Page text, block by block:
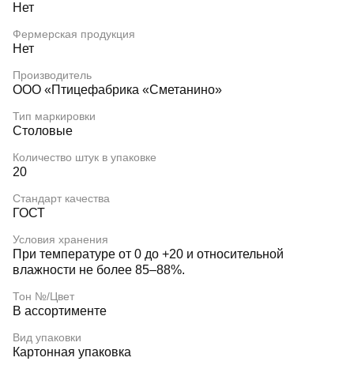
Нет
Фермерская продукция
Нет
Производитель
ООО «Птицефабрика «Сметанино»
Тип маркировки
Столовые
Количество штук в упаковке
20
Стандарт качества
ГОСТ
Условия хранения
При температуре от 0 до +20 и относительной
влажности не более 85–88%.
Тон №/Цвет
В ассортименте
Вид упаковки
Картонная упаковка